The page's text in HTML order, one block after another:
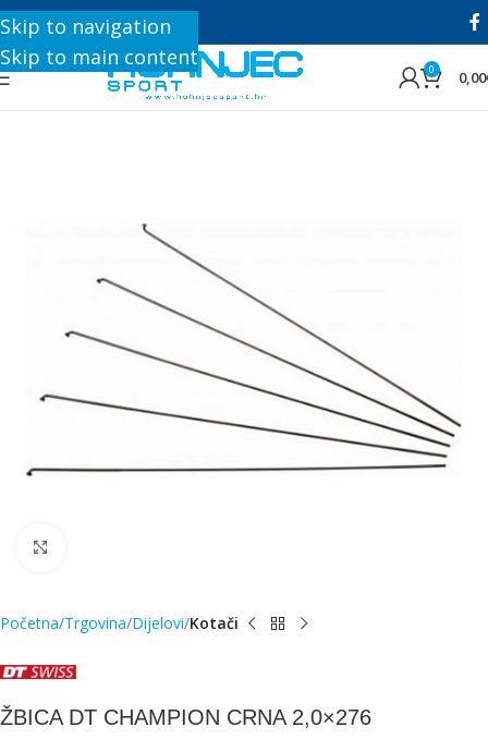
Skip to navigation
Skip to main content
+385 1 8896 200
0 0,00
Početna Trgovina Dijelovi Kotači
ŽBICA DT CHAMPION CRNA 2,0×276